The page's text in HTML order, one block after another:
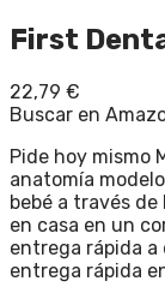
First
22,79 €
Buscar en
Pide hoy mismo
anatomía
bebé a través
en casa en un
entrega rápida a
entrega rápida